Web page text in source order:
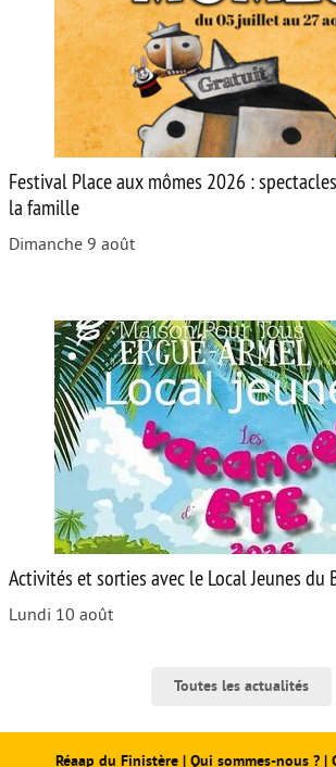
Festival Place aux mômes 2026 :
la famille
Dimanche 9 août
Activités et sorties avec le Local Jeunes du
Lundi 10 août
Toutes les actualités
Réaap du Finistère| Qui sommes-nous ? |